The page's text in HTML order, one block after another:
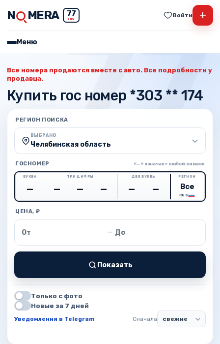
N MERA 77
RUS
Войти +
Меню
Все номера продаются вместе с авто. Все подробности у
продавца.
Купить гос номер *303 ** 174
РЕГИОН ПОИСКА
ВЫБРАНО
Челябинская область
ГОСНОМЕР «—» означает любой символ
БУКВА ТРИ ЦИФРЫ ДВЕ БУКВЫ РЕГИОН
RUS
ЦЕНА, ₽
Цена от — Цена до
Показать
Только с фото
Новые за 7 дней
Уведомления в Telegram Сначала